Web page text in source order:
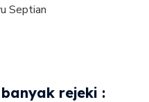
Septian
rejeki :